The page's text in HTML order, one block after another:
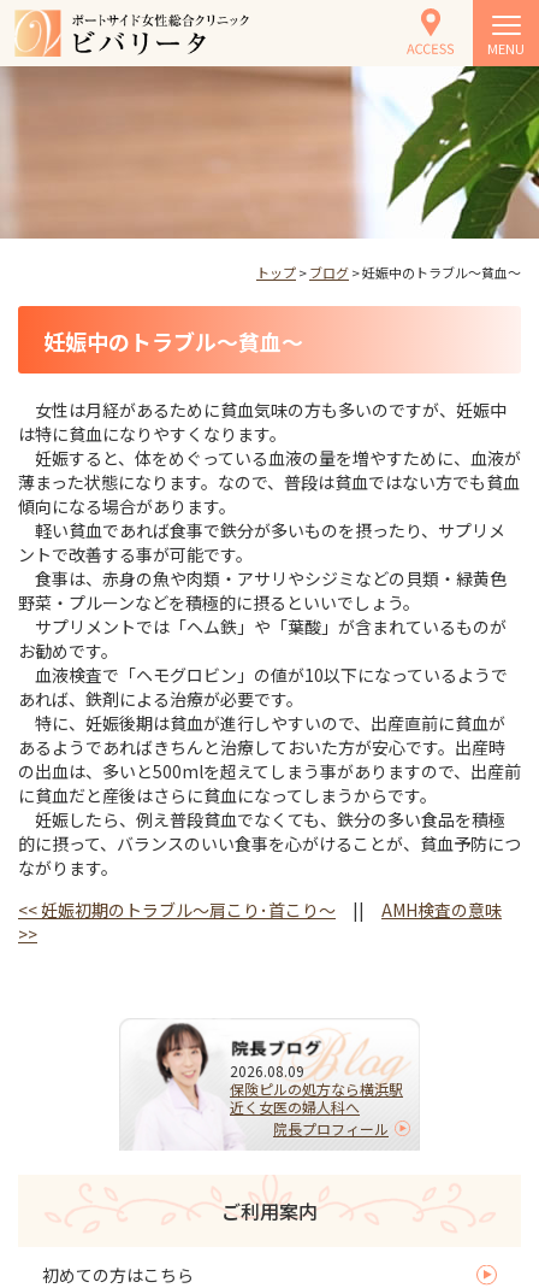
MENU
トップ>ブログ> 妊娠中のトラブル～貧血～
妊娠中のトラブル～貧血～
女性は月経があるために貧血気味の方も多いのですが、妊娠中
は特に貧血になりやすくなります。
妊娠すると、体をめぐっている血液の量を増やすために、血液が
薄まった状態になります。なので、普段は貧血ではない方でも貧血
傾向になる場合があります。
軽い貧血であれば食事で鉄分が多いものを摂ったり、サプリメ
ントで改善する事が可能です。
食事は、赤身の魚や肉類・アサリやシジミなどの貝類・緑黄色
野菜・プルーンなどを積極的に摂るといいでしょう。
サプリメントでは「ヘム鉄」や「葉酸」が含まれているものが
お勧めです。
血液検査で「ヘモグロビン」の値が10以下になっているようで
あれば、鉄剤による治療が必要です。
特に、妊娠後期は貧血が進行しやすいので、出産直前に貧血が
あるようであればきちんと治療しておいた方が安心です。出産時
の出血は、多いと500mlを超えてしまう事がありますので、出産前
に貧血だと産後はさらに貧血になってしまうからです。
妊娠したら、例え普段貧血でなくても、鉄分の多い食品を積極
的に摂って、バランスのいい食事を心がけることが、貧血予防につ
ながります。
<<妊娠初期のトラブル～肩こり･首こり～ || AMH検査の意味
>>
2026.08.09
保険ピルの処方なら横浜駅
近く女医の婦人科へ
院長プロフィール
ご利用案内
初めての方はこちら